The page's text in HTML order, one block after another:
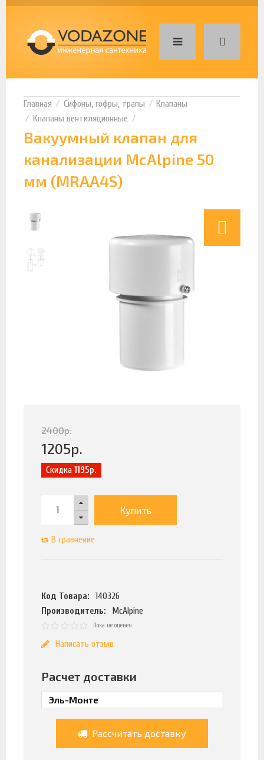
Сифоны, гофры, трапы
Клапаны
Клапаны вентиляционные
Вакуумный клапан для
канализации McAlpine 50
мм (MRAA4S)
2400р.
1205р.
Скидка 1195р.
Купить
В сравнение
Код Товара:
140326
Производитель:
McAlpine
Пока не оценен
Написать отзыв
Расчет доставки
Рассчитать доставку